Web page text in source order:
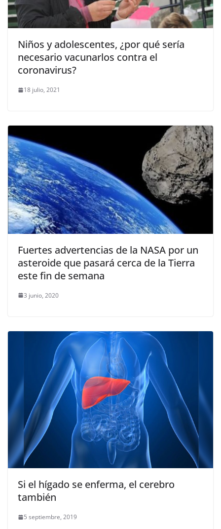
Niños y adolescentes, ¿por qué sería
necesario vacunarlos contra el
coronavirus?
18 julio, 2021
Fuertes advertencias de la NASA por un
asteroide que pasará cerca de la Tierra
este fin de semana
3 junio, 2020
Si el hígado se enferma, el cerebro
también
5 septiembre, 2019